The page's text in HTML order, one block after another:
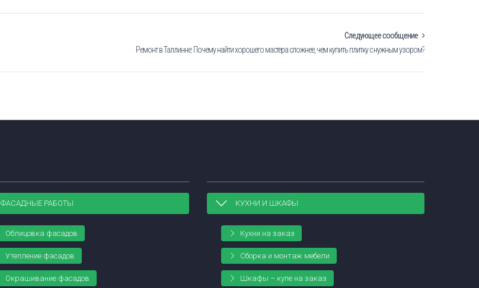
Следующее сообщение
Ремонт в Таллинне: Почему найти хорошего мастера сложнее, чем купить плитку с нужным узором?
ФАСАДНЫЕ РАБОТЫ
Облицовка фасадов
Утепление фасадов
Окрашивание фасадов
КУХНИ И ШКАФЫ
Кухни на заказ
Сборка и монтаж мебели
Шкафы – купе на заказ